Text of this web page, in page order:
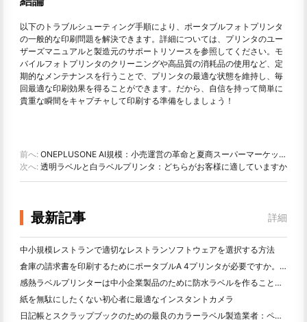
以下のトラブルシューティング手順により、ポータブルフォトプリンタ
の一般的な印刷問題を解決できます。詳細については、プリンタのユー
ザーズマニュアルと製造元のサポートリソースを参照してください。モ
バイルフォトプリンタのクリーニングや高品質の消耗品の使用など、定
期的なメンテナンスを行うことで、プリンタの最適な状態を維持し、毎
回最適な印刷効果を得ることができます。だから、自信を持って簡単に
貴重な瞬間をキャプチャして印刷する準備をしましょう！
前へ: ONEPLUSONE AI規模：小売運営の革命と夏商スーパーマーケット体験の転換
次へ: 透明ラベルと白ラベルプリンタ：どちらがお客様に適していますか
最新記事 詳細
中小規模レストランで適切なレストランソフトウェアを選択する方法
倉庫の請求書を印刷するためにポータブルA 4プリンタが必要ですか。何が本当に効果的なのか
感熱ラベルプリンターは中小企業製品のために防水ラベルを作ることができますか？
紙を無駄にしたくない初心者に最適なインスタントカメラ
日記帳とスクラップブックのための最良のカラーラベル製造業者：ページごとにさらに色を追加